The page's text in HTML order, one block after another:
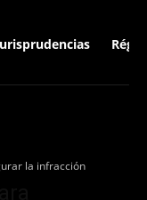
la infracción